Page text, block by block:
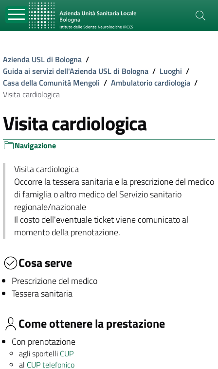
Azienda USL di Bologna /
Guida ai servizi dell'Azienda USL di Bologna / Luoghi /
Casa della Comunità Mengoli / Ambulatorio cardiologia /
Visita cardiologica
Visita cardiologica
Navigazione
Visita cardiologica
Occorre la tessera sanitaria e la prescrizione del medico
di famiglia o altro medico del Servizio sanitario
regionale/nazionale
Il costo dell'eventuale ticket viene comunicato al
momento della prenotazione.
Cosa serve
Prescrizione del medico
Tessera sanitaria
Come ottenere la prestazione
Con prenotazione
agli sportelli CUP
al CUP telefonico